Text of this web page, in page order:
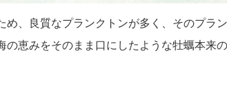
、良質なプランクトンが多く、そのプラ
恵みをそのまま口にしたような牡蠣本来